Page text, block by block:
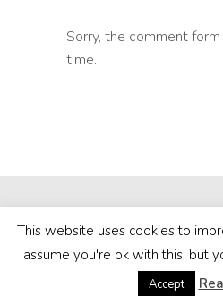
Sorry, the comment
time.
This website uses cookies to
assume you're ok with this, but
Accept